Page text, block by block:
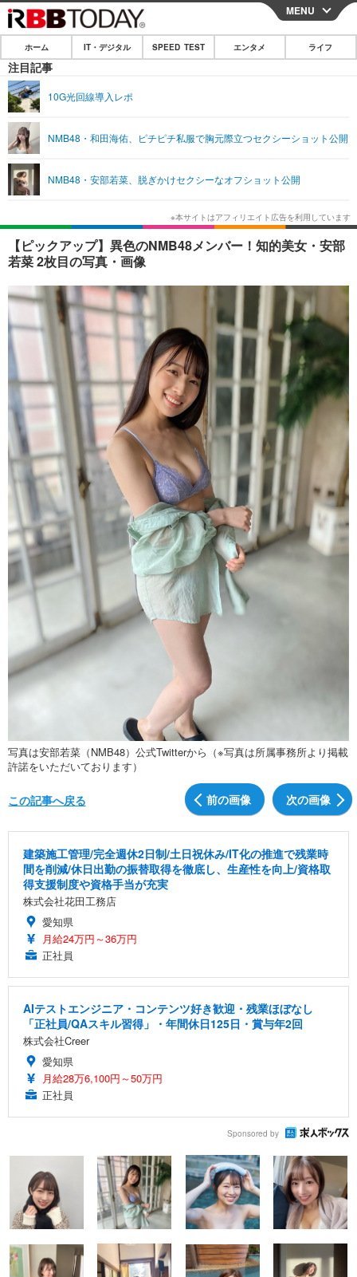
CLOSE
ホーム
IT・デジタル
ショッピング その他
SPEED TEST
エンタメ
エンタメTOP 映画・ドラマ
韓国・芸能
音楽 スポーツ
ショッピング その他
ライフ
ライフTOP グルメ
ペット ショッピング
その他
リリース一覧
プッシュ通知の停止方法
MENU
ホーム IT・デジタル SPEED TEST エンタメ ライフ
注目記事
10G光回線導入レポ
NMB48・和田海佑、ピチピチ私服で胸元際立つセクシーショット公開
NMB48・安部若菜、脱ぎかけセクシーなオフショット公開
【ピックアップ】異色のNMB48メンバー！知的美女・安部
若菜 2枚目の写真・画像
写真は安部若菜（NMB48）公式Twitterから（※写真は所属事務所より掲載
許諾をいただいております）
前の画像 次の画像
この記事へ戻る
建築施工管理/完全週休2日制/土日祝休み/IT化の推進で残業時
間を削減/休日出勤の振替取得を徹底し、生産性を向上/資格取
得支援制度や資格手当が充実
株式会社花田工務店
愛知県
月給24万円～36万円
正社員
AIテストエンジニア・コンテンツ好き歓迎・残業ほぼなし
「正社員/QAスキル習得」・年間休日125日・賞与年2回
株式会社Creer
愛知県
月給28万6,100円～50万円
正社員
Sponsored by